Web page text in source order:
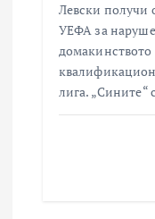
Левски получи
УЕФА за
домакинството
лига. „Сините“